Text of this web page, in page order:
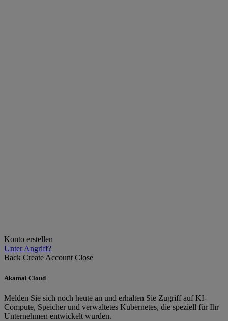
Konto erstellen
Unter Angriff?
Back Create Account Close
Akamai Cloud
Melden Sie sich noch heute an und erhalten Sie Zugriff auf KI-
Compute, Speicher und verwaltetes Kubernetes, die speziell für Ihr
Unternehmen entwickelt wurden.